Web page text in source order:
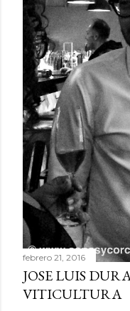
febrero 21, 2016
JOSE LUIS
VITICULTURA